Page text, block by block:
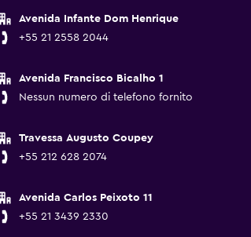
Avenida Infante Dom Henrique
+55 21 2558 2044
Avenida Francisco Bicalho 1
Nessun numero di telefono fornito
Travessa Augusto Coupey
+55 212 628 2074
Avenida Carlos Peixoto 11
+55 21 3439 2330